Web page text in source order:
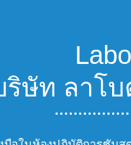
ริษัท ลาโ